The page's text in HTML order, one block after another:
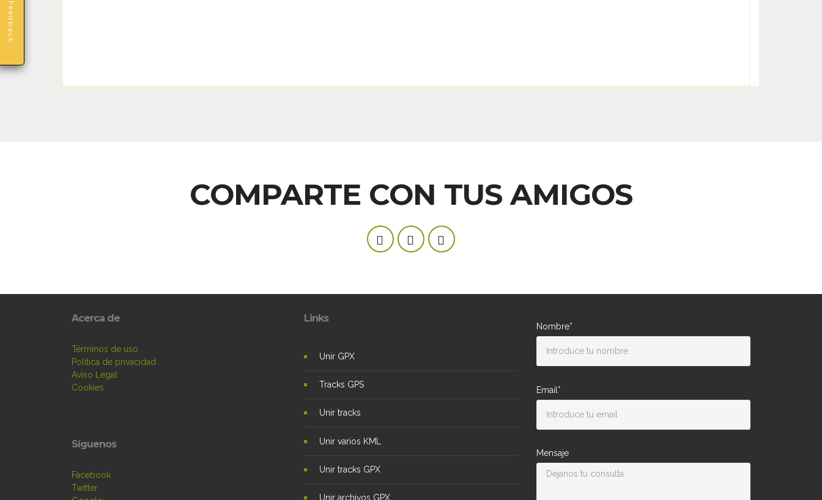
Feedback
COMPARTE CON TUS AMIGOS
Acerca de
Términos de uso
Política de privacidad
Aviso Legal
Cookies
Síguenos
Facebook
Twitter
Links
Unir GPX
Tracks GPS
Unir tracks
Unir varios KML
Unir tracks GPX
Unir archivos GPX
Nombre*
Email*
Mensaje